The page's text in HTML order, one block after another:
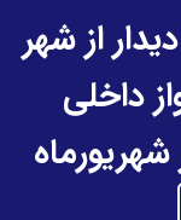
از شهر
داخلی